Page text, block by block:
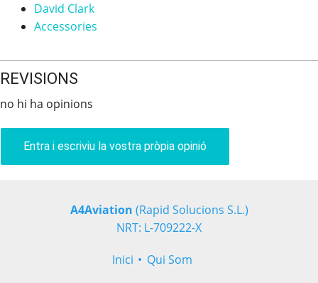
David Clark
Accessories
REVISIONS
no hi ha opinions
Entra i escriviu la vostra pròpia opinió
A4Aviation (Rapid Solucions S.L.)
NRT: L-709222-X
Inici Qui Som